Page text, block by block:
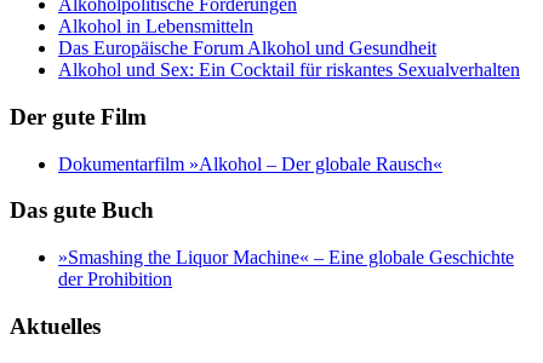
Alkoholpolitische Forderungen
Alkohol in Lebensmitteln
Das Europäische Forum Alkohol und Gesundheit
Alkohol und Sex: Ein Cocktail für riskantes Sexualverhalten
Der gute Film
Dokumentarfilm »Alkohol – Der globale Rausch«
Das gute Buch
»Smashing the Liquor Machine« ‒ Eine globale Geschichte
der Prohibition
Aktuelles